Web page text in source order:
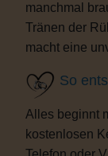
manchmal
Tränen der
macht eine
So
Alles beginnt
kostenlosen